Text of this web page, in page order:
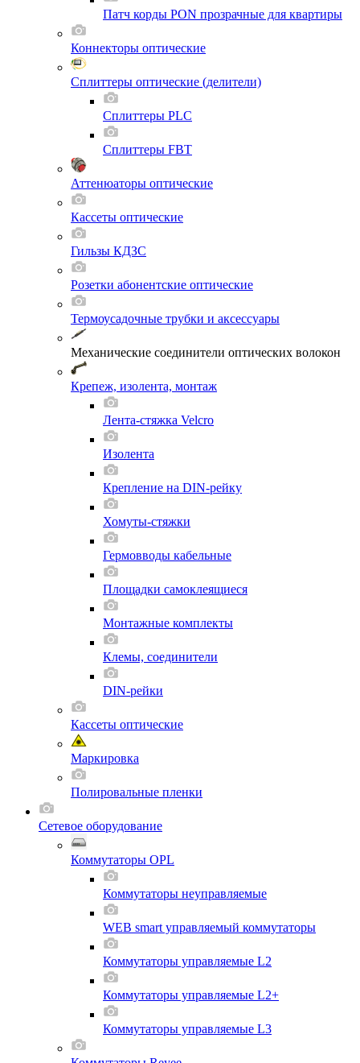
Патч корды PON прозрачные для квартиры
Коннекторы оптические
Сплиттеры оптические (делители)
Сплиттеры PLC
Сплиттеры FBT
Аттенюаторы оптические
Кассеты оптические
Гильзы КДЗС
Розетки абонентские оптические
Термоусадочные трубки и аксессуары
Механические соединители оптических волокон
Крепеж, изолента, монтаж
Лента-стяжка Velcro
Изолента
Крепление на DIN-рейку
Хомуты-стяжки
Гермовводы кабельные
Площадки самоклеящиеся
Монтажные комплекты
Клемы, соединители
DIN-рейки
Кассеты оптические
Маркировка
Полировальные пленки
Сетевое оборудование
Коммутаторы OPL
Коммутаторы неуправляемые
WEB smart управляемый коммутаторы
Коммутаторы управляемые L2
Коммутаторы управляемые L2+
Коммутаторы управляемые L3